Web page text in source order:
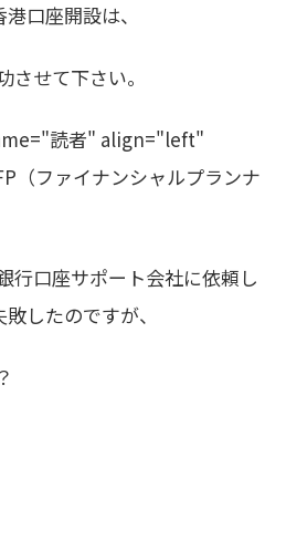
口座開設は、
せて下さい。
読者" align="left"
ファイナンシャルプランナ
行口座サポート会社に依頼し
したのですが、